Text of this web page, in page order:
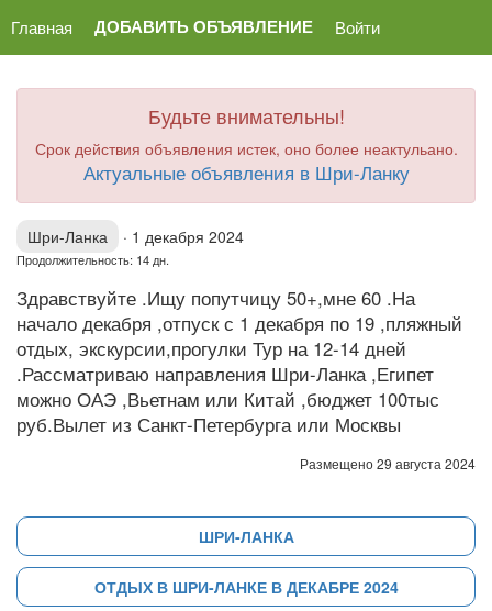
Главная ДОБАВИТЬ ОБЪЯВЛЕНИЕ Войти
Будьте внимательны!
Срок действия объявления истек, оно более неактульано.
Актуальные объявления в Шри-Ланку
Шри-Ланка · 1 декабря 2024
Продолжительность: 14 дн.
Здравствуйте .Ищу попутчицу 50+,мне 60 .На
начало декабря ,отпуск с 1 декабря по 19 ,пляжный
отдых, экскурсии,прогулки Тур на 12-14 дней
.Рассматриваю направления Шри-Ланка ,Египет
можно ОАЭ ,Вьетнам или Китай ,бюджет 100тыс
руб.Вылет из Санкт-Петербурга или Москвы
Размещено 29 августа 2024
ШРИ-ЛАНКА
ОТДЫХ В ШРИ-ЛАНКЕ В ДЕКАБРЕ 2024